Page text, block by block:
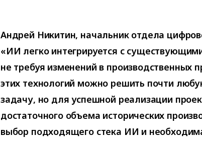
Андрей Никитин, начальник отдела
«ИИ легко интегрируется с
не требуя изменений в производственных
этих технологий можно решить почти
задачу, но для успешной реализации
достаточного объема исторических
выбор подходящего стека ИИ и